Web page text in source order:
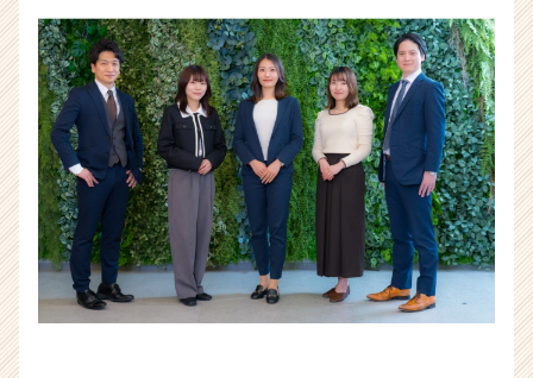
く
就
活
サ
イ
ト
チ
キ
ャ
リ
ア
（CheerCareer）